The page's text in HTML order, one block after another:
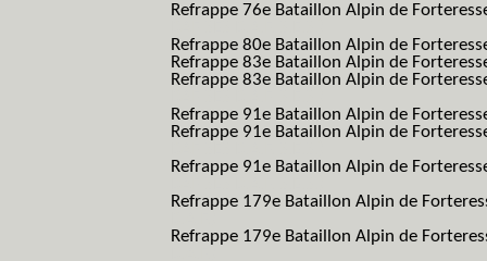
Refrappe 76e Bataillon Alpin de
Refrappe 80e Bataillon Alpin de
Refrappe 83e Bataillon Alpin de
Refrappe 83e Bataillon Alpin de
Refrappe 91e Bataillon Alpin de
Refrappe 91e Bataillon Alpin de
Refrappe 91e Bataillon Alpin de
Refrappe 179e Bataillon Alpin de
Refrappe 179e Bataillon Alpin de